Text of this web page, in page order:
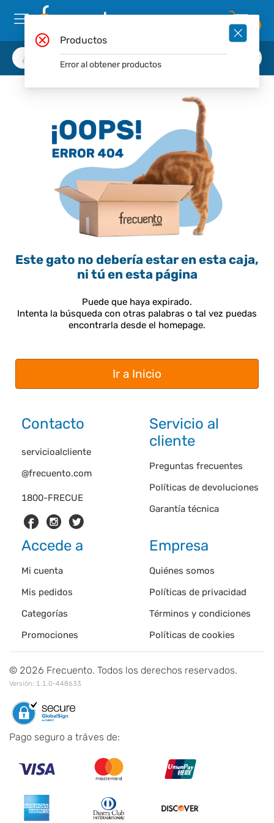
Este gato no debería estar en esta caja,
ni tú en esta página
Puede que haya expirado.
Intenta la búsqueda con otras palabras o tal vez puedas
encontrarla desde el homepage.
Ir a Inicio
Contacto
1800-FRECUE
servicioalcliente
@frecuento.com
Servicio al
cliente
Preguntas frecuentes
Políticas de devoluciones
Garantía técnica
Accede a
Mi cuenta
Mis pedidos
Categorías
Promociones
Empresa
Quiénes somos
Políticas de privacidad
Términos y condiciones
Políticas de cookies
© 2026 Frecuento. Todos los derechos reservados.
Versión: 1.1.0-448633
Pago seguro a tráves de:
Productos
Error al obtener productos